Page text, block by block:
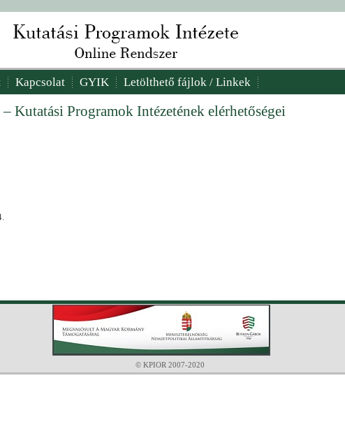
Kapcsolat GYIK Letölthető fájlok / Linkek
Kutatási Programok Intézetének elérhetőségei
© KPIOR 2007-2020